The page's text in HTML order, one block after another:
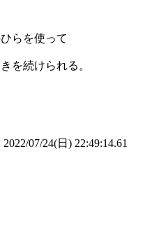
らを使って
を続けられる。
2022/07/24(日) 22:49:14.61